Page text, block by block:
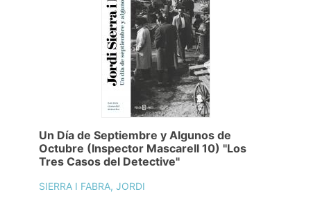
Un Día de Septiembre y Algunos de
Octubre (Inspector Mascarell 10) "Los
Tres Casos del Detective"
SIERRA I FABRA, JORDI